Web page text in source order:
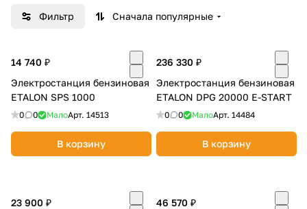
Фильтр Сначала популярные
14 740 ₽
Электростанция бензиновая
ETALON SPS 1000
0 0 МалоАрт. 14513
В корзину
236 330 ₽
Электростанция бензиновая
ETALON DPG 20000 E-START
0 0 МалоАрт. 14484
В корзину
23 900 ₽
46 570 ₽
25
% картой любого банка
Получайте товар
выбранный способом
каждые 2 недели